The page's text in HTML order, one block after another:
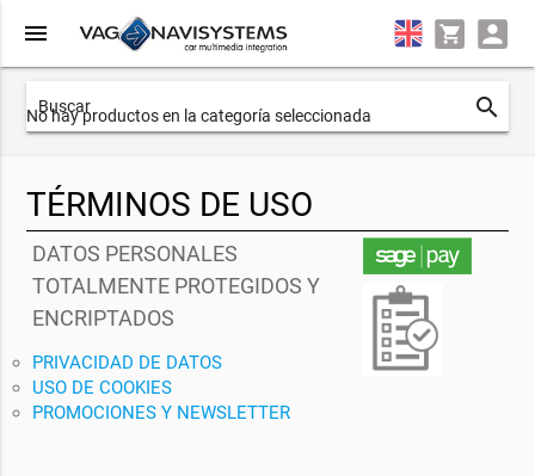
menu
search
No hay productos en la categoría seleccionada
TÉRMINOS DE USO
DATOS PERSONALES
TOTALMENTE PROTEGIDOS Y
ENCRIPTADOS
PRIVACIDAD DE DATOS
USO DE COOKIES
PROMOCIONES Y NEWSLETTER